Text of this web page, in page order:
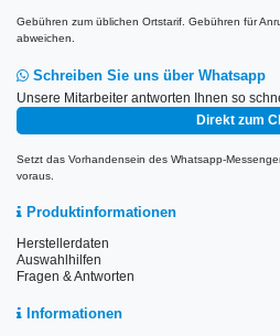
Gebühren zum üblichen Ortstarif. Gebühren für
abweichen.
Schreiben Sie uns über Whatsapp
Unsere Mitarbeiter antworten Ihnen so
Direkt zum
Setzt das Vorhandensein des Whatsapp-
voraus.
Produktinformationen
Herstellerdaten
Auswahlhilfen
Fragen & Antworten
Informationen